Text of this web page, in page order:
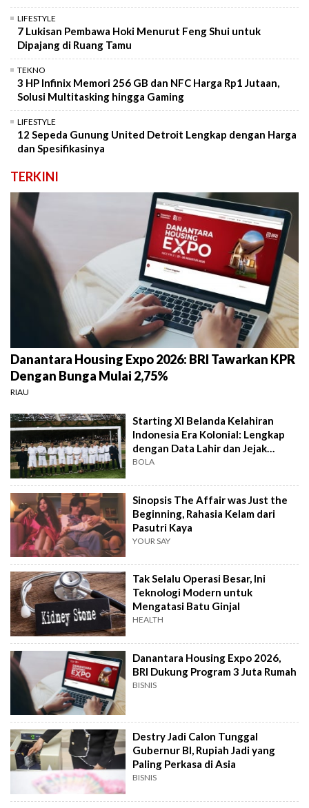
LIFESTYLE
7 Lukisan Pembawa Hoki Menurut Feng Shui untuk
Dipajang di Ruang Tamu
TEKNO
3 HP Infinix Memori 256 GB dan NFC Harga Rp1 Jutaan,
Solusi Multitasking hingga Gaming
LIFESTYLE
12 Sepeda Gunung United Detroit Lengkap dengan Harga
dan Spesifikasinya
TERKINI
Danantara Housing Expo 2026: BRI Tawarkan KPR
Dengan Bunga Mulai 2,75%
RIAU
Starting XI Belanda Kelahiran
Indonesia Era Kolonial: Lengkap
dengan Data Lahir dan Jejak
Timnas
BOLA
Sinopsis The Affair was Just the
Beginning, Rahasia Kelam dari
Pasutri Kaya
YOUR SAY
Tak Selalu Operasi Besar, Ini
Teknologi Modern untuk
Mengatasi Batu Ginjal
HEALTH
Danantara Housing Expo 2026,
BRI Dukung Program 3 Juta Rumah
BISNIS
Destry Jadi Calon Tunggal
Gubernur BI, Rupiah Jadi yang
Paling Perkasa di Asia
BISNIS